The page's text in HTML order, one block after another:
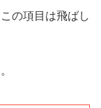
の項目は飛ばし